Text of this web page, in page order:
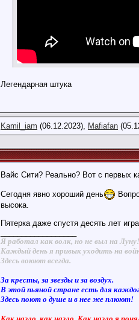
Легендарная штука
Kamil_iam (06.12.2023), Mafiafan
Вайс Сити? Реально? Вот с первых
Сегодня явно хороший день
высока.
Пятерка даже спустя десять лет
Я работал как волк, но не выл на Луну!
Каждый день я привык уходить на
Здесь воюют всегда.
За кресты, за звезды и за воздух.
В этой пьяной стране есть для
Здесь поют о душе и в нее же плюют!